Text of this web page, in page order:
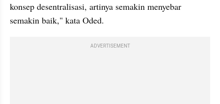
konsep desentralisasi, artinya semakin menyebar
semakin baik," kata Oded.
ADVERTISEMENT